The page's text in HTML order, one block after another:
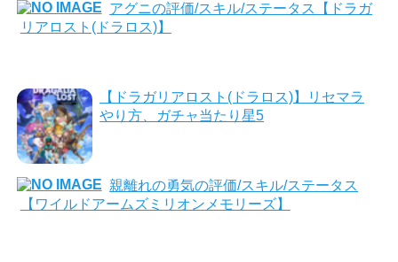
アグニの評価/スキル/ステータス【ドラガ
リアロスト(ドラロス)】
【ドラガリアロスト(ドラロス)】リセマラ
やり方、ガチャ当たり星5
親離れの勇気の評価/スキル/ステータス
【ワイルドアームズミリオンメモリーズ】